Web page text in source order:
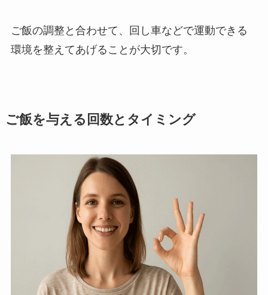
ご飯の調整と合わせて、回し車などで運動できる
環境を整えてあげることが大切です。
ご飯を与える回数とタイミング